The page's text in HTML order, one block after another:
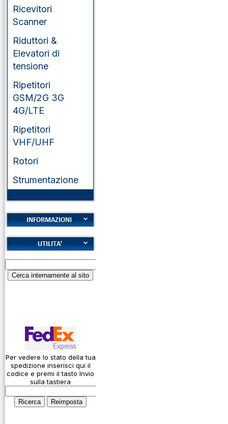
Ricevitori
Scanner
Riduttori &
Elevatori di
tensione
Ripetitori
GSM/2G 3G
4G/LTE
Ripetitori
VHF/UHF
Rotori
Strumentazione
Cookies
Diritto di recesso
Garanzie
Alfabeto Fonetico
ICAO
Codice Q
Come si usa un
cavo
Connessioni
microfoniche
Cosa è l' ADS-B
Per vedere lo stato della tua
spedizione inserisci qui il
codice e premi il tasto Invio
sulla tastiera